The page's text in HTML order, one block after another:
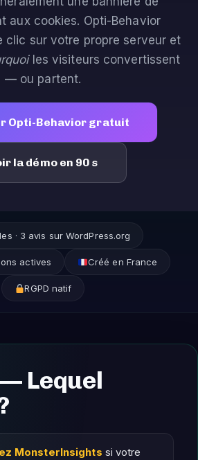
aux cookies. Opti-Behavior
clic sur votre propre serveur et
les visiteurs convertissent
— ou partent.
Opti-Behavior gratuit
la démo en 90 s
· 3 avis sur WordPress.org
actives Créé en France
RGPD natif
Lequel
MonsterInsights si votre